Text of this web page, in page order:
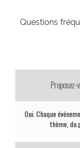
Questions
Oui. Chaque
thème, du